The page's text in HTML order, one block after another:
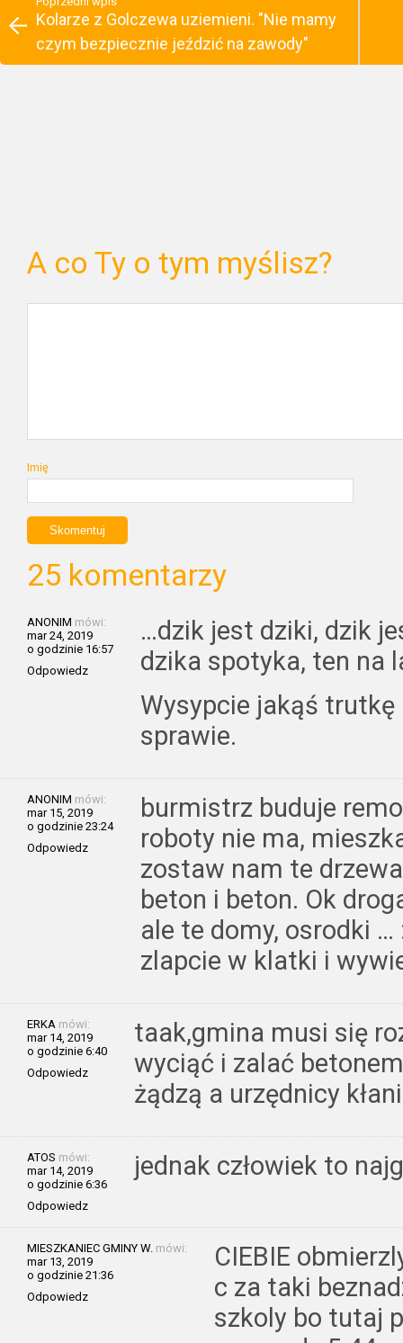
Kolarze z Golczewa uziemieni. "Nie mamy
czym bezpiecznie jeździć na zawody"
A co Ty o tym myślisz?
Imię
25 komentarzy
ANONIM mówi:
mar 24, 2019
o godzinie 16:57
Odpowiedz
…dzik jest dziki, dzik
dzika spotyka, ten na
Wysypcie jakąś
sprawie.
ANONIM mówi:
mar 15, 2019
o godzinie 23:24
Odpowiedz
burmistrz buduje
roboty nie ma,
zostaw nam te
beton i beton. Ok
ale te domy, osrodki
zlapcie w klatki i
ERKA mówi:
mar 14, 2019
o godzinie 6:40
Odpowiedz
taak,gmina musi się
wyciąć i zalać
żądzą a urzędnicy
ATOS mówi:
mar 14, 2019
o godzinie 6:36
Odpowiedz
jednak człowiek to
MIESZKANIEC GMINY W. mówi:
mar 13, 2019
o godzinie 21:36
Odpowiedz
CIEBIE
c za taki
szkoly bo tutaj